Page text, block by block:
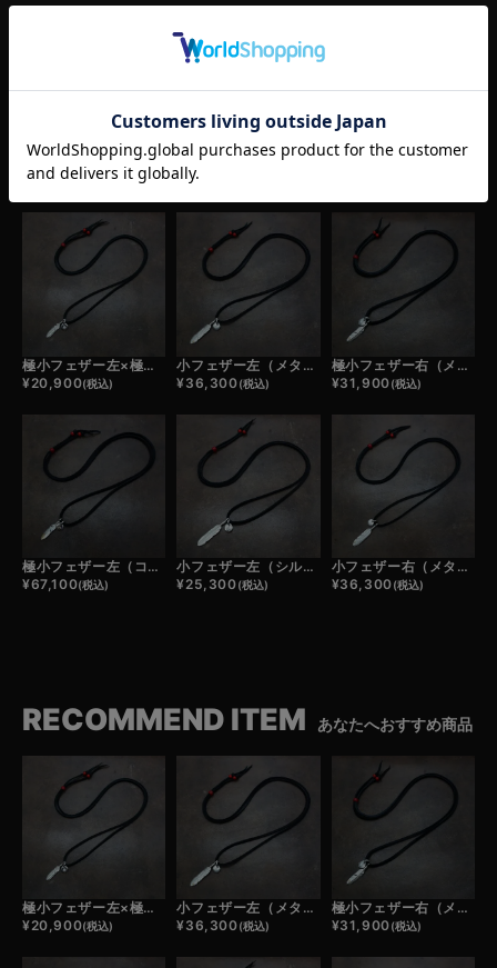
RELATED ITEM
極小フェザー左×極小メタルチャーム×鹿革紐×アンティークビーズ/ネックレスカスタム
¥20,900(税込)
小フェザー左（メタル）×極小メタルチャーム×鹿革紐×アンティークビーズ/ネックレスカスタム
¥36,300(税込)
極小フェザー右（メタル）×極小メタルチャーム×鹿革紐×アンティークビーズ/ネックレスカスタム
¥31,900(税込)
極小フェザー左（コンビ）×極小メタルチャーム（コンビ）×鹿革紐×アンティークビーズ/ネックレスカスタム
¥67,100(税込)
小フェザー左（シルバー）×極小メタルチャーム×鹿革紐×アンティークビーズ/ネックレスカスタム
¥25,300(税込)
小フェザー右（メタル）×極小メタルチャーム×鹿革紐×アンティークビーズ/ネックレスカスタム
¥36,300(税込)
RECOMMEND ITEM あなたへおすすめ商品
極小フェザー左×極小メタルチャーム×鹿革紐×アンティークビーズ/ネックレスカスタム
¥20,900(税込)
小フェザー左（メタル）×極小メタルチャーム×鹿革紐×アンティークビーズ/ネックレスカスタム
¥36,300(税込)
極小フェザー右（メタル）×極小メタルチャーム×鹿革紐×アンティークビーズ/ネックレスカスタム
¥31,900(税込)